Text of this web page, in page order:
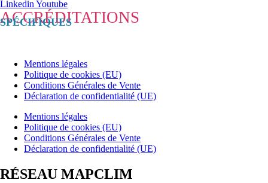
LinkedinYoutube
ACCRÉDITATIONS
SPÉCIFIQUES
Mentions légales
Politique de cookies (EU)
Conditions Générales de Vente
Déclaration de confidentialité (UE)
Mentions légales
Politique de cookies (EU)
Conditions Générales de Vente
Déclaration de confidentialité (UE)
RÉSEAU MAPCLIM